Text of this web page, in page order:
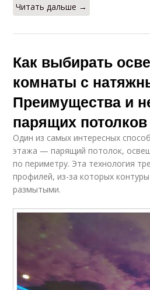
Читать дальше →
Как выбирать
комнаты с
Преимущества и
парящих потолков
Один из самых интересных
этажа — парящий потолок,
по периметру. Эта технология
профилей, из-за которых
размытыми.